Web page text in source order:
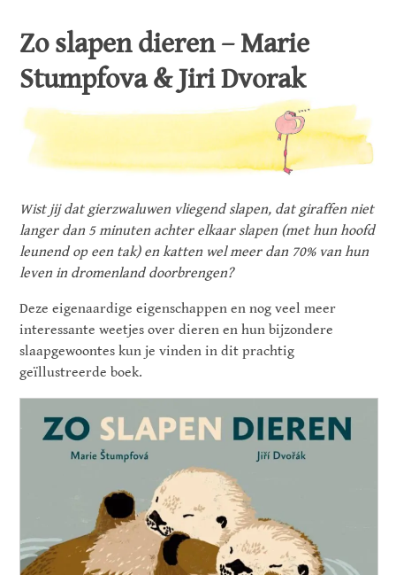
Zo slapen dieren – Marie
Stumpfova & Jiri Dvorak
Wist jij dat gierzwaluwen vliegend slapen, dat giraffen niet
langer dan 5 minuten achter elkaar slapen (met hun hoofd
leunend op een tak) en katten wel meer dan 70% van hun
leven in dromenland doorbrengen?
Deze eigenaardige eigenschappen en nog veel meer
interessante weetjes over dieren en hun bijzondere
slaapgewoontes kun je vinden in dit prachtig
geïllustreerde boek.